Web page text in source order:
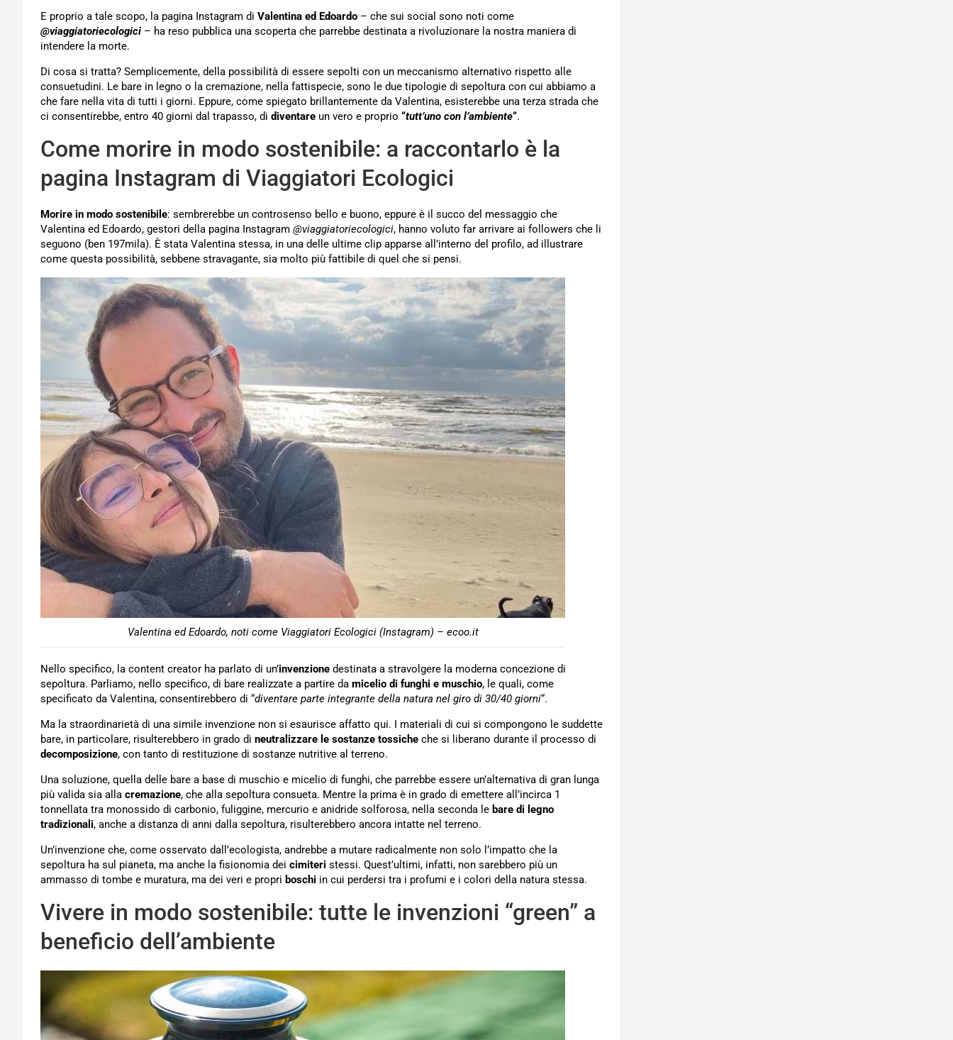
E proprio a tale scopo, la pagina Instagram di Valentina ed Edoardo – che sui social sono noti come
@viaggiatoriecologici – ha reso pubblica una scoperta che parrebbe destinata a rivoluzionare la nostra maniera di
intendere la morte.
Di cosa si tratta? Semplicemente, della possibilità di essere sepolti con un meccanismo alternativo rispetto alle
consuetudini. Le bare in legno o la cremazione, nella fattispecie, sono le due tipologie di sepoltura con cui abbiamo a
che fare nella vita di tutti i giorni. Eppure, come spiegato brillantemente da Valentina, esisterebbe una terza strada che
ci consentirebbe, entro 40 giorni dal trapasso, di diventare un vero e proprio “tutt’uno con l’ambiente“.
Come morire in modo sostenibile: a raccontarlo è la
pagina Instagram di Viaggiatori Ecologici
Morire in modo sostenibile: sembrerebbe un controsenso bello e buono, eppure è il succo del messaggio che
Valentina ed Edoardo, gestori della pagina Instagram @viaggiatoriecologici, hanno voluto far arrivare ai followers che li
seguono (ben 197mila). È stata Valentina stessa, in una delle ultime clip apparse all’interno del profilo, ad illustrare
come questa possibilità, sebbene stravagante, sia molto più fattibile di quel che si pensi.
Valentina ed Edoardo, noti come Viaggiatori Ecologici (Instagram) – ecoo.it
Nello specifico, la content creator ha parlato di un’invenzione destinata a stravolgere la moderna concezione di
sepoltura. Parliamo, nello specifico, di bare realizzate a partire da micelio di funghi e muschio, le quali, come
specificato da Valentina, consentirebbero di “diventare parte integrante della natura nel giro di 30/40 giorni“.
Ma la straordinarietà di una simile invenzione non si esaurisce affatto qui. I materiali di cui si compongono le suddette
bare, in particolare, risulterebbero in grado di neutralizzare le sostanze tossiche che si liberano durante il processo di
decomposizione, con tanto di restituzione di sostanze nutritive al terreno.
Una soluzione, quella delle bare a base di muschio e micelio di funghi, che parrebbe essere un’alternativa di gran lunga
più valida sia alla cremazione, che alla sepoltura consueta. Mentre la prima è in grado di emettere all’incirca 1
tonnellata tra monossido di carbonio, fuliggine, mercurio e anidride solforosa, nella seconda le bare di legno
tradizionali, anche a distanza di anni dalla sepoltura, risulterebbero ancora intatte nel terreno.
Un’invenzione che, come osservato dall’ecologista, andrebbe a mutare radicalmente non solo l’impatto che la
sepoltura ha sul pianeta, ma anche la fisionomia dei cimiteri stessi. Quest’ultimi, infatti, non sarebbero più un
ammasso di tombe e muratura, ma dei veri e propri boschi in cui perdersi tra i profumi e i colori della natura stessa.
Vivere in modo sostenibile: tutte le invenzioni “green” a
beneficio dell’ambiente